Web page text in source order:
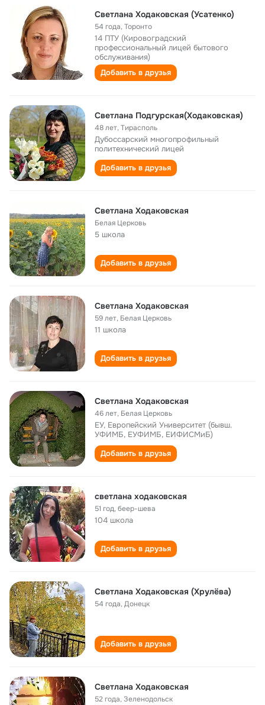
Светлана Ходаковcкая (Усатенко)
54 года,Торонто
14 ПТУ (Кировоградский
профессиональный лицей бытового
обслуживания)
Добавить в друзья
Светлана Подгурская(Ходаковская)
48 лет,Тирасполь
Дубоссарский многопрофильный
политехнический лицей
Добавить в друзья
Светлана Ходаковская
Белая Церковь
5 школа
Добавить в друзья
Светлана Ходаковская
59 лет, Белая Церковь
11 школа
Добавить в друзья
Светлана Ходаковская
46 лет, Белая Церковь
ЕУ, Европейский Университет (бывш.
УФИМБ, ЕУФИМБ, ЕИФИСМиБ)
Добавить в друзья
светлана ходаковская
51 год,беер-шева
104 школа
Добавить в друзья
Светлана Ходаковская (Хрулёва)
54 года,Донецк
Добавить в друзья
Светлана Ходаковская
52 года,Зеленодольск